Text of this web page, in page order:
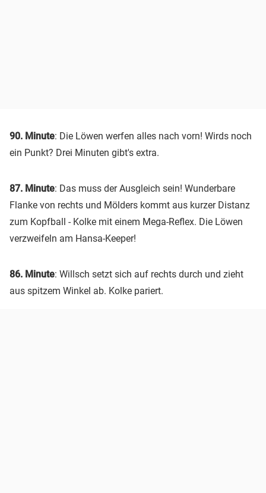
90. Minute: Die Löwen werfen alles nach vorn! Wirds noch
ein Punkt? Drei Minuten gibt's extra.
87. Minute: Das muss der Ausgleich sein! Wunderbare
Flanke von rechts und Mölders kommt aus kurzer Distanz
zum Kopfball - Kolke mit einem Mega-Reflex. Die Löwen
verzweifeln am Hansa-Keeper!
86. Minute: Willsch setzt sich auf rechts durch und zieht
aus spitzem Winkel ab. Kolke pariert.